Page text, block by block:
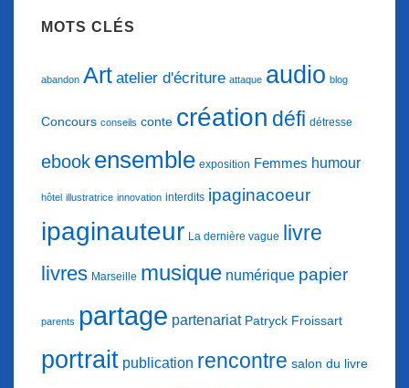
MOTS CLÉS
abandon Art atelier d'écriture attaque audio blog
Concours conseils conte création défi détresse
ebook ensemble exposition Femmes humour
hôtel illustratrice innovation interdits ipaginacoeur
ipaginauteur La dernière vague livre
livres Marseille musique numérique papier
parents partage partenariat Patryck Froissart
portrait publication rencontre salon du livre